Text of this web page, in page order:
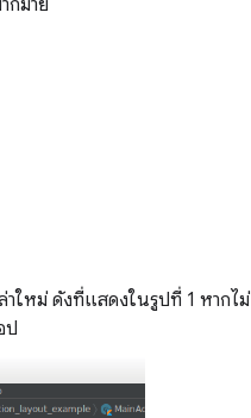
กมาย
าใหม่ ดังที่แสดงในรูปที่ 1 หากไม่
ป